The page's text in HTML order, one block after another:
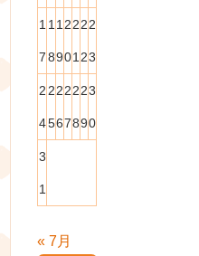
1
7
1
8
1
9
2
0
2
1
2
2
2
3
2
4
2
5
2
6
2
7
2
8
2
9
3
0
3
1
« 7月